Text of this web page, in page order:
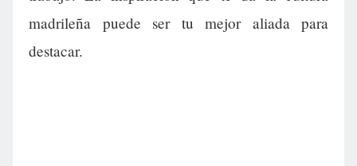
madrileña puede ser tu mejor aliada para
destacar.